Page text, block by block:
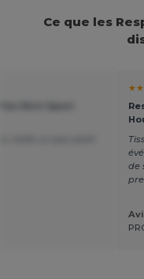
Ce que les
de